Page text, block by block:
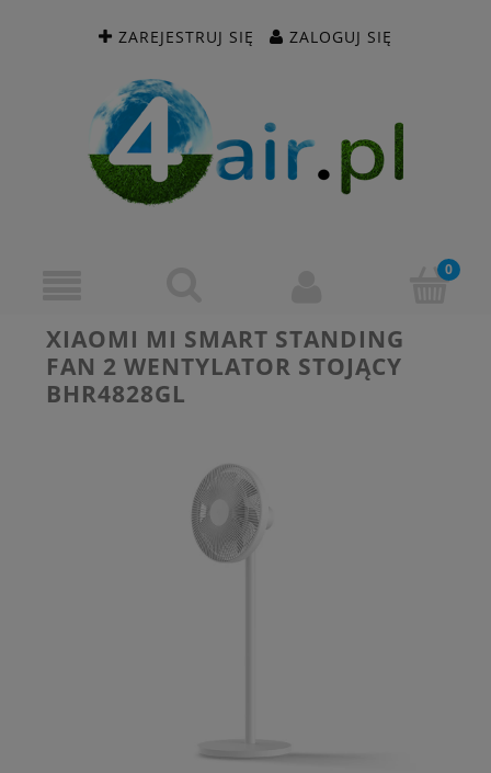
ZAREJESTRUJ SIĘ ZALOGUJ SIĘ
XIAOMI MI SMART STANDING
FAN 2 WENTYLATOR STOJĄCY
BHR4828GL